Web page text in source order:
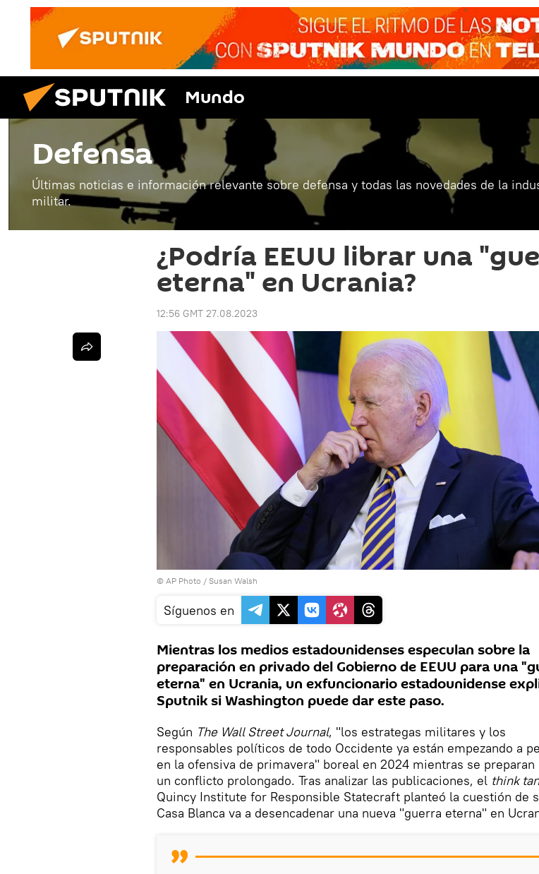
Mundo
Defensa
Últimas noticias e información relevante sobre defensa y todas las novedades de la
militar.
¿Podría EEUU librar una
eterna" en Ucrania?
12:56 GMT 27.08.2023
© AP Photo / Susan Walsh
Síguenos en
Mientras los medios estadounidenses especulan sobre la
preparación en privado del Gobierno de EEUU para una
eterna" en Ucrania, un exfuncionario estadounidense
Sputnik si Washington puede dar este paso.
Según The Wall Street Journal, "los estrategas militares y los
responsables políticos de todo Occidente ya están empezando a
en la ofensiva de primavera" boreal en 2024 mientras se preparan
un conflicto prolongado. Tras analizar las publicaciones, el think
Quincy Institute for Responsible Statecraft planteó la cuestión de
Casa Blanca va a desencadenar una nueva "guerra eterna" en